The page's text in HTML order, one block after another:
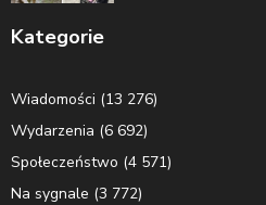
Kategorie
Wiadomości (13 276)
Wydarzenia (6 692)
Społeczeństwo (4 571)
Na sygnale (3 772)